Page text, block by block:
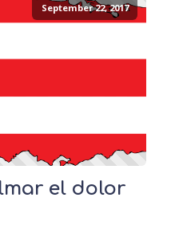
September 22, 2017
el dolor